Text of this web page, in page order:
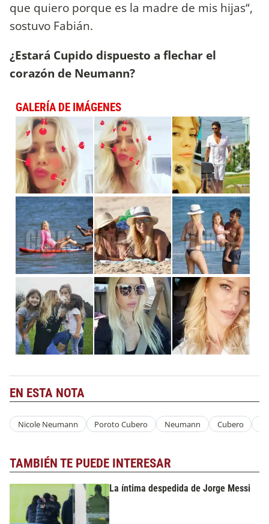
que quiero porque es la madre de mis hijas“,
sostuvo Fabián.
¿Estará Cupido dispuesto a flechar el
corazón de Neumann?
GALERÍA DE IMÁGENES
EN ESTA NOTA
Nicole Neumann Poroto Cubero Neumann Cubero
TAMBIÉN TE PUEDE INTERESAR
La íntima despedida de Jorge Messi